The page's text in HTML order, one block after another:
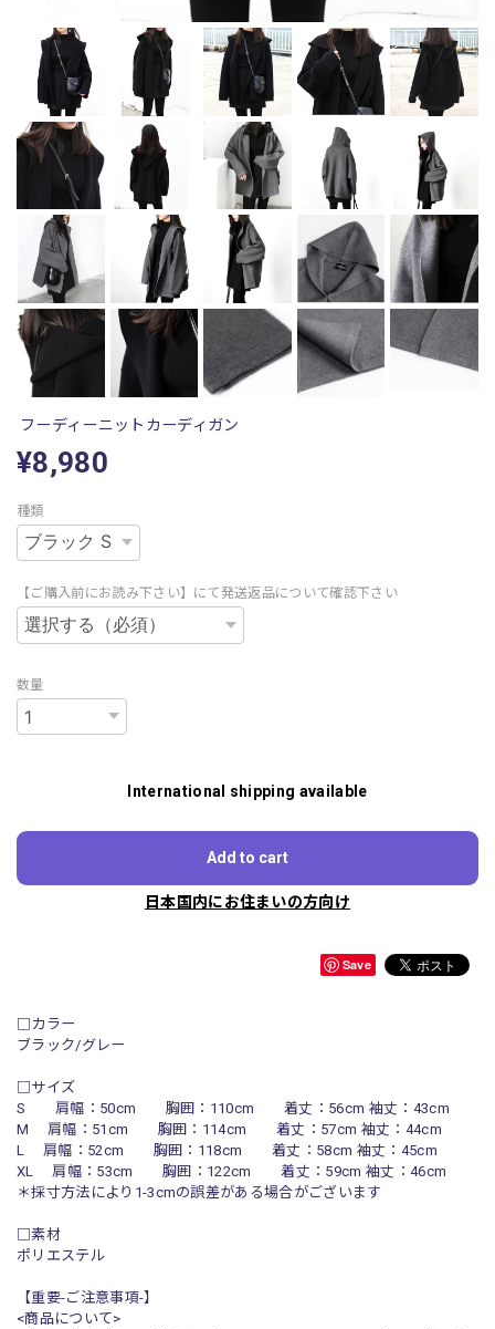
フーディーニットカーディガン
¥8,980
種類
【ご購入前にお読み下さい】にて発送返品について確認下さい
数量
International shipping available
Add to cart
日本国内にお住まいの方向け
Save
□カラー
ブラック/グレー
□サイズ
S 肩幅：50cm 胸囲：110cm 着丈：56cm 袖丈：43cm
M 肩幅：51cm 胸囲：114cm 着丈：57cm 袖丈：44cm
L 肩幅：52cm 胸囲：118cm 着丈：58cm 袖丈：45cm
XL 肩幅：53cm 胸囲：122cm 着丈：59cm 袖丈：46cm
＊採寸方法により1-3cmの誤差がある場合がございます
□素材
ポリエステル
【重要-ご注意事項-】
<商品について>